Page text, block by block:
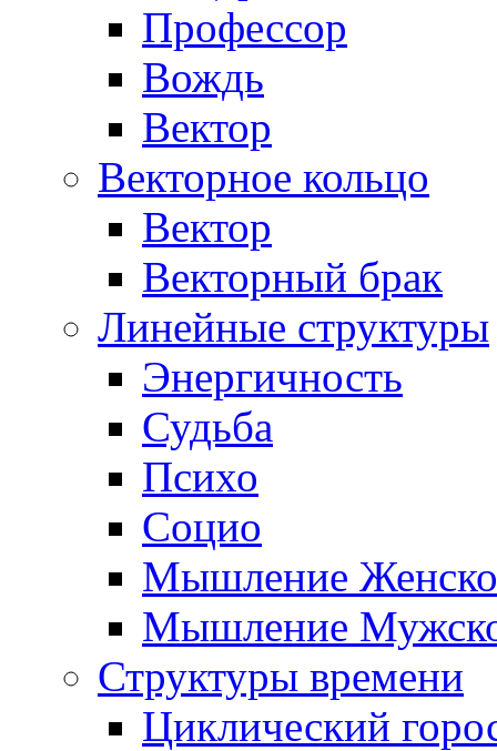
Профессор
Вождь
Вектор
Векторное кольцо
Вектор
Векторный брак
Линейные структуры
Энергичность
Судьба
Психо
Социо
Мышление
Мышление
Структуры времени
Циклический